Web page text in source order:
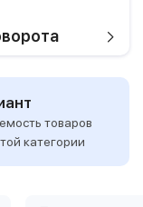
товаров
категории